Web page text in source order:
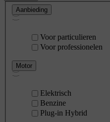
Aanbieding
Voor particulieren
Voor professionelen
Motor
Elektrisch
Benzine
Plug-in Hybrid